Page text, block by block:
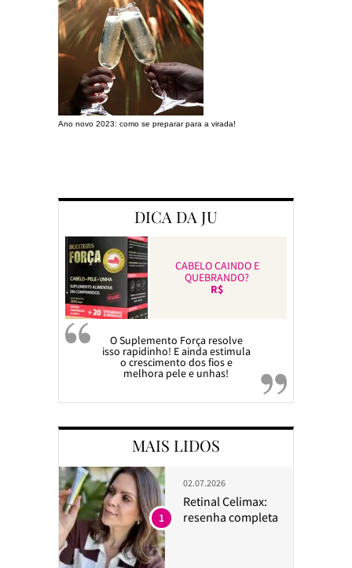
Ano novo 2023: como se preparar para a virada!
DICA DA JU
CABELO CAINDO E
QUEBRANDO?
R$
O Suplemento Força resolve
isso rapidinho! E ainda estimula
o crescimento dos fios e
melhora pele e unhas!
MAIS LIDOS
02.07.2026
Retinal Celimax:
resenha completa
1